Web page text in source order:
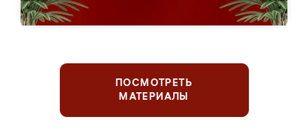
ПОСМОТРЕТЬ
МАТЕРИАЛЫ